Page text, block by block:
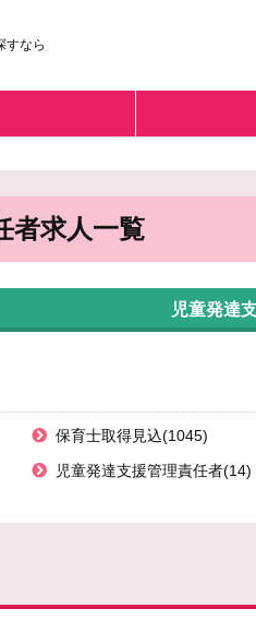
すなら
者求人一覧
児童発達
保育士取得見込(1045)
児童発達支援管理責任者(14)